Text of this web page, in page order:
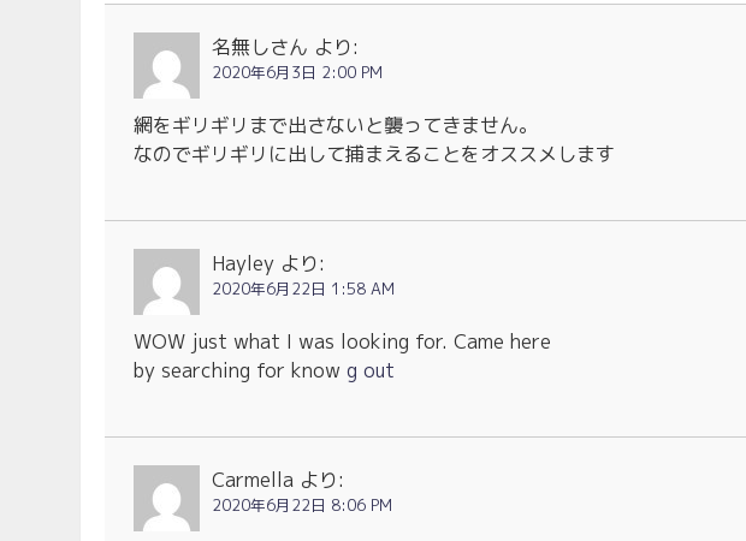
名無しさん より:
2020年6月3日 2:00 PM
網をギリギリまで出さないと襲ってきません。
なのでギリギリに出して捕まえることをオススメします
Hayley より:
2020年6月22日 1:58 AM
WOW just what I was looking for. Came here
by searching for knowg out
Carmella より:
2020年6月22日 8:06 PM